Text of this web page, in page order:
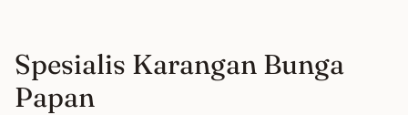
Spesialis Karangan Bunga
Papan